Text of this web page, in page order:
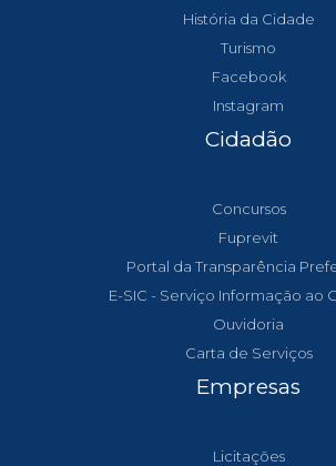
História da Cidade
Turismo
Facebook
Instagram
Cidadão
Concursos
Fuprevit
Portal da Transparência
E-SIC - Serviço Informação ao
Ouvidoria
Carta de Serviços
Empresas
Licitações